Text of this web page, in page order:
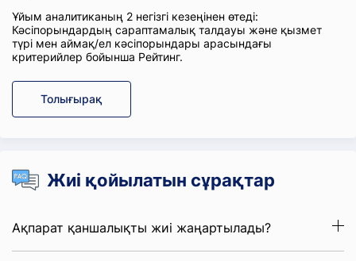
Ұйым аналитиканың 2 негізгі кезеңінен өтеді:
Кәсіпорындардың сараптамалық талдауы және қызмет
түрі мен аймақ/ел кәсіпорындары арасындағы
критерийлер бойынша Рейтинг.
Толығырақ
Жиі қойылатын сұрақтар
Ақпарат қаншалықты жиі жаңартылады?